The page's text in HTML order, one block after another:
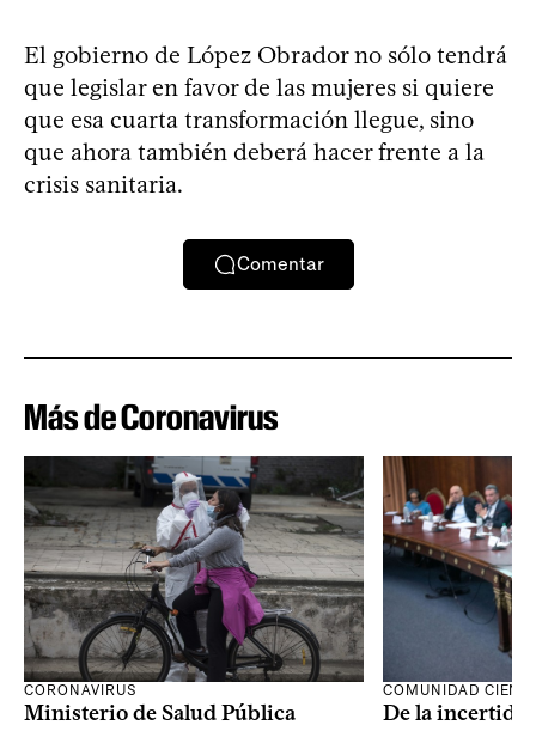
El gobierno de López Obrador no sólo tendrá
que legislar en favor de las mujeres si quiere
que esa cuarta transformación llegue, sino
que ahora también deberá hacer frente a la
crisis sanitaria.
Comentar
Más de Coronavirus
CORONAVIRUS
Ministerio de Salud Pública
COMUNIDAD
De la